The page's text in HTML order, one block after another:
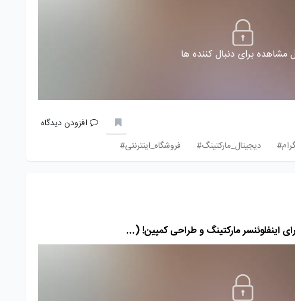
مشاهده برای دنبال کننده ها
افزودن دیدگاه
دیجیتال_مارکتینگ# فروشگاه_اینترنتی#
اینفلوئنسر مارکتینگ و طراحی کمپین! (...